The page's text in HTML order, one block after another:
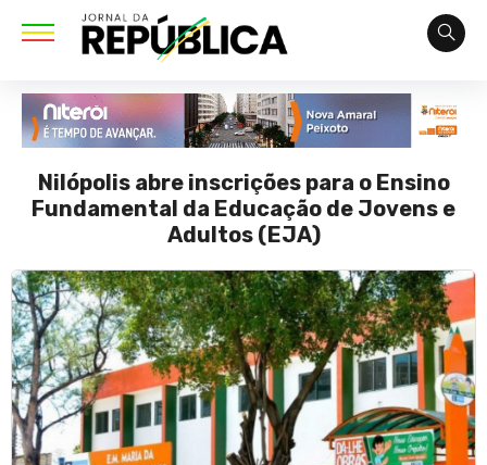
Nilópolis abre inscrições para o Ensino
Fundamental da Educação de Jovens e
Adultos (EJA)